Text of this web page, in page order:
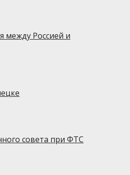
между Россией и
совета при ФТС